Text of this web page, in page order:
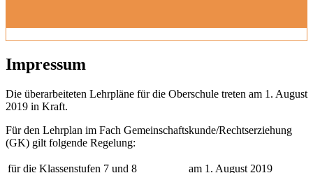
Impressum
Die überarbeiteten Lehrpläne für die Oberschule treten am 1. August
2019 in Kraft.
Für den Lehrplan im Fach Gemeinschaftskunde/Rechtserziehung
(GK) gilt folgende Regelung:
für die Klassenstufen 7 und 8
am 1. August 2019